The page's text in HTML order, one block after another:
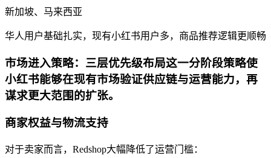
新加坡、马来西亚
华人用户基础扎实，现有小红书用户多，商品推荐逻辑更顺畅
市场进入策略：三层优先级布局这一分阶段策略使
小红书能够在现有市场验证供应链与运营能力，再
谋求更大范围的扩张。
商家权益与物流支持
对于卖家而言，Redshop大幅降低了运营门槛：